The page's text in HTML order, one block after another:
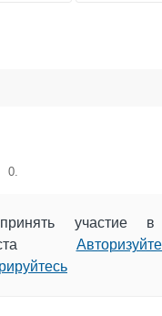
0.
участие в